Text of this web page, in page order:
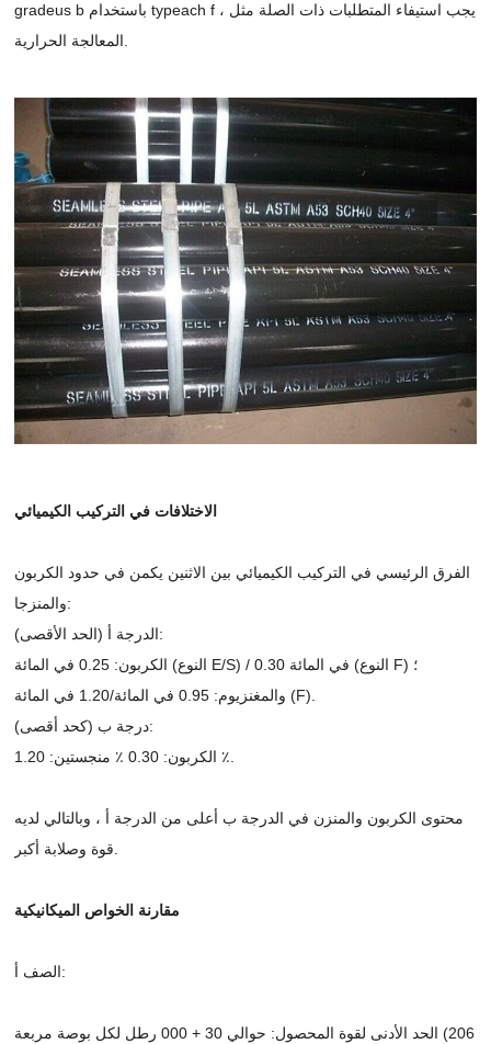
gradeus b باستخدام typeach f ، يجب استيفاء المتطلبات ذات الصلة مثل
الاختلافات في التركيب الكيميائي
الفرق الرئيسي في التركيب الكيميائي بين الاثنين يكمن في حدود الكربون
والمنزجا:
الدرجة أ (الحد الأقصى):
الكربون: 0.25 في المائة (النوع E/S) / 0.30 في المائة (النوع F) ؛
والمغنزيوم: 0.95 في المائة/1.20 في المائة (F).
درجة ب (كحد أقصى):
الكربون: 0.30 ٪ منجستين: 1.20 ٪.
محتوى الكربون والمنزن في الدرجة ب أعلى من الدرجة أ ، وبالتالي لديه
مقارنة الخواص الميكانيكية
الصف أ:
الحد الأدنى لقوة المحصول: حوالي 30 + 000 رطل لكل بوصة مربعة (206